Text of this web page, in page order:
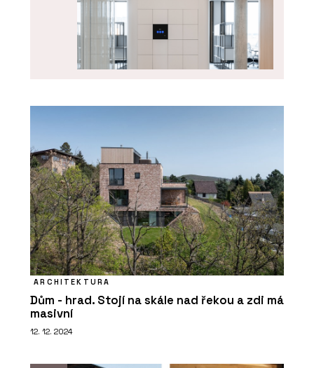
PRODUKTY
ARCHITEKTURA
Dům - hrad. Stojí na skále nad řekou a zdi má
masivní
12. 12. 2024